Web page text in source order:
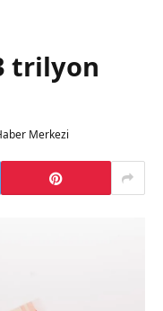
trilyon
Merkezi